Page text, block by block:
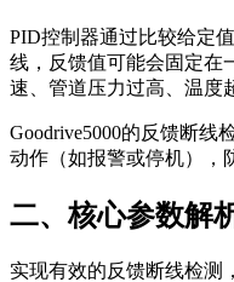
PID控制器通过比较给定
线，反馈值可能会固定在
速、管道压力过高、温度
Goodrive5000的反馈断
动作（如报警或停机），
二、核心参数解
实现有效的反馈断线检测